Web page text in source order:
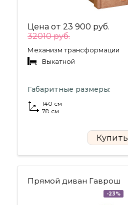
Цена от 23 900 руб.
32010 руб.
Механизм трансформации
Выкатной
Габаритные размеры:
140 см
78 см
Купить
Прямой диван Гаврош
-23%